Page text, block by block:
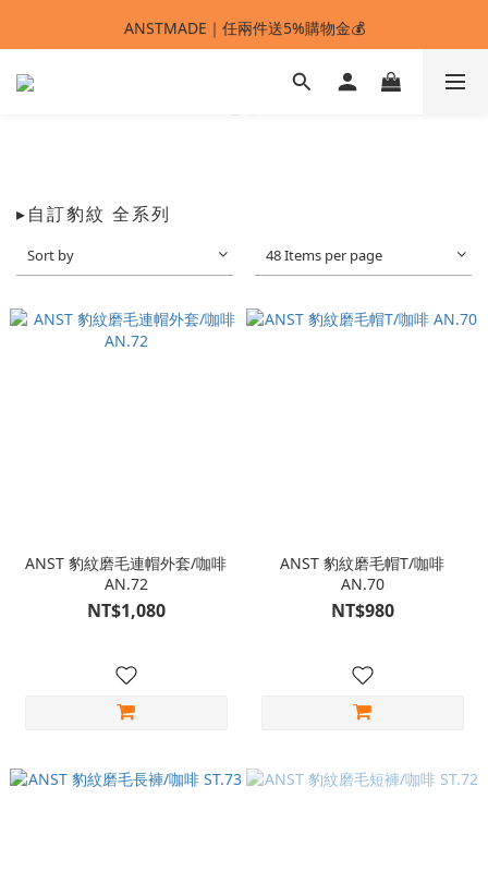
ANSTMADE｜任兩件送5%購物金💰
ANSTMADE｜任兩件送5%購物金💰
🚩 【SELECT服飾】1件95折、2件88折
多重好禮滿額贈🔥
▸自訂豹紋 全系列
Sort by 48 Items per page
ANST 豹紋磨毛連帽外套/咖啡
AN.72
NT$1,080
ANST 豹紋磨毛帽T/咖啡
AN.70
NT$980